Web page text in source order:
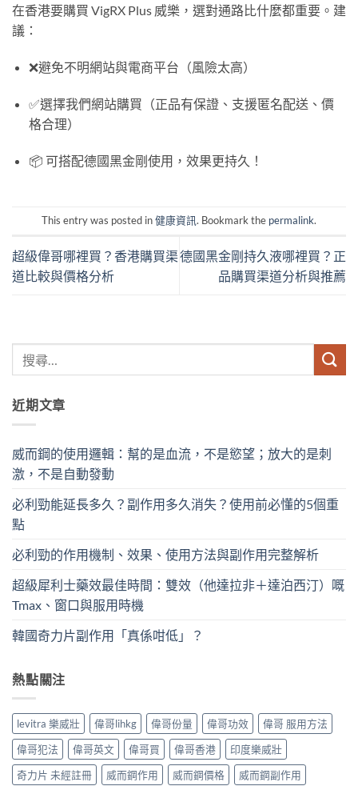
在香港要購買 VigRX Plus 威樂，選對通路比什麼都重要。建
議：
❌避免不明網站與電商平台（風險太高）
✅選擇我們網站購買（正品有保證、支援匿名配送、價
格合理）
📦 可搭配德國黑金剛使用，效果更持久！
This entry was posted in健康資訊. Bookmark the permalink.
超級偉哥哪裡買？香港購買渠
道比較與價格分析
德國黑金剛持久液哪裡買？正
品購買渠道分析與推薦
近期文章
威而鋼的使用邏輯：幫的是血流，不是慾望；放大的是刺
激，不是自動發動
必利勁能延長多久？副作用多久消失？使用前必懂的5個重
點
必利勁的作用機制、效果、使用方法與副作用完整解析
超級犀利士藥效最佳時間：雙效（他達拉非＋達泊西汀）嘅
Tmax、窗口與服用時機
韓國奇力片副作用「真係咁低」？
熱點關注
levitra 樂威壯 偉哥lihkg 偉哥份量 偉哥功效
偉哥 服用方法
偉哥犯法
偉哥英文 偉哥買 偉哥香港
印度樂威壯
奇力片 未經註冊
威而鋼作用 威而鋼價格 威而鋼副作用